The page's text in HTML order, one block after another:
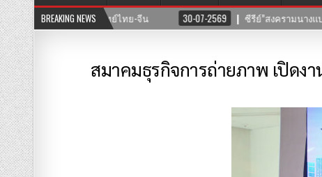
BREAKING NEWS
สงตะวันฟิล์ม” นำทีมโดยตัวแม่ “อุ๊บ วิริยะ” ไชยภัทร กำกับการแสดง 25-
สมาคมธุรกิจการถ่ายภาพ เปิดง